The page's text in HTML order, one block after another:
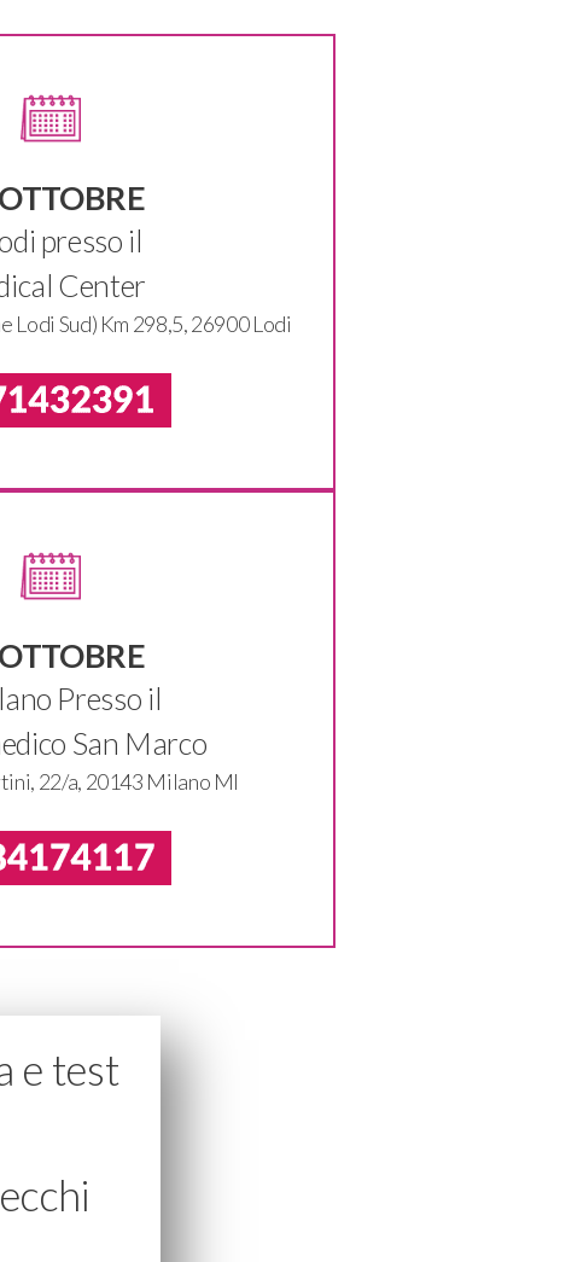
presso il
Center
Lodi Sud) Km 298,5, 26900 Lodi
Presso il
San Marco
22/a, 20143 Milano MI
e test